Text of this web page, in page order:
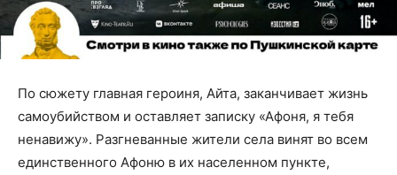
По сюжету главная героиня, Айта, заканчивает жизнь
самоубийством и оставляет записку «Афоня, я тебя
ненавижу». Разгневанные жители села винят во всем
единственного Афоню в их населенном пункте,